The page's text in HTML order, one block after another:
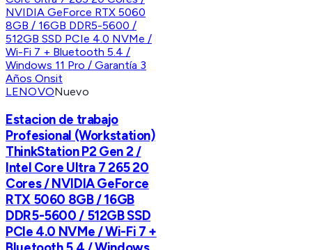
LENOVONuevo
Estacion de trabajo
Profesional (Workstation)
ThinkStation P2 Gen 2 /
Intel Core Ultra 7 265 20
Cores / NVIDIA GeForce
RTX 5060 8GB / 16GB
DDR5-5600 / 512GB SSD
PCIe 4.0 NVMe / Wi-Fi 7 +